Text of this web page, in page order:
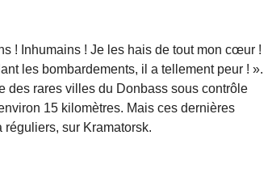
! Inhumains ! Je les hais de tout mon cœur !
les bombardements, il a tellement peur ! ».
des rares villes du Donbass sous contrôle
15 kilomètres. Mais ces dernières
sur Kramatorsk.